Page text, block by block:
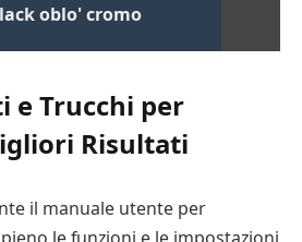
oblo' cromo
e Trucchi per
Risultati
il manuale utente per